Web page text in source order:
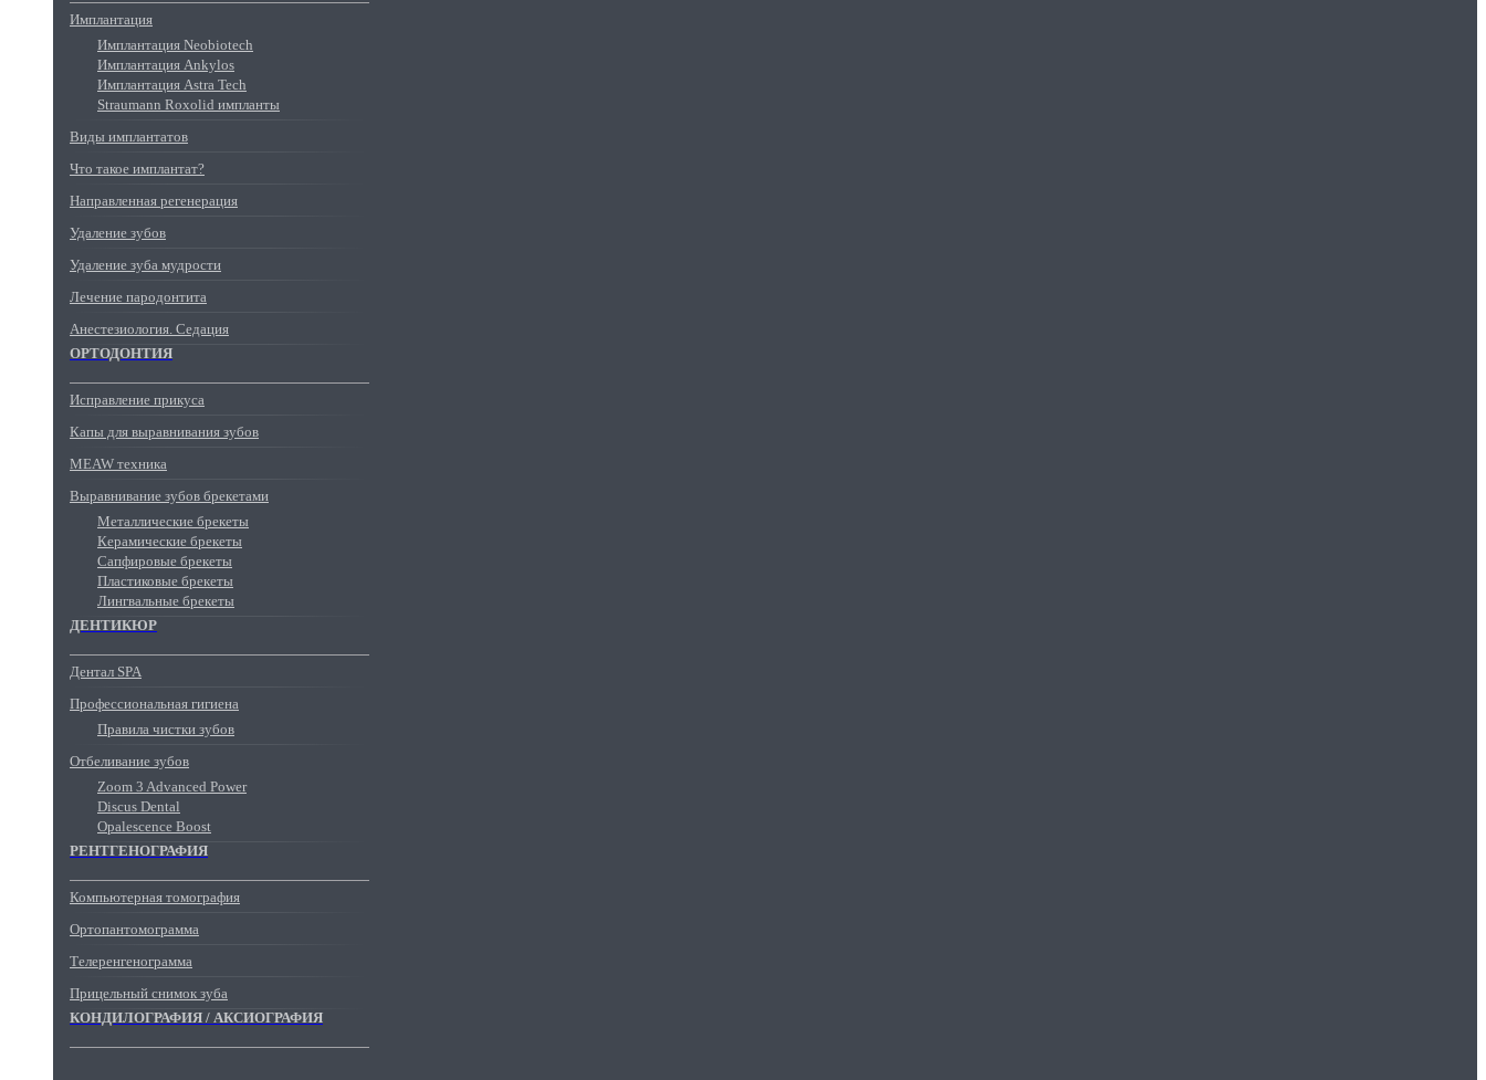
Имплантация
Имплантация Neobiotech
Имплантация Ankylos
Имплантация Astra Tech
Straumann Roxolid импланты
Виды имплантатов
Что такое имплантат?
Направленная регенерация
Удаление зубов
Удаление зуба мудрости
Лечение пародонтита
Анестезиология. Седация
ОРТОДОНТИЯ
Исправление прикуса
Капы для выравнивания зубов
MEAW техника
Выравнивание зубов брекетами
Металлические брекеты
Керамические брекеты
Сапфировые брекеты
Пластиковые брекеты
Лингвальные брекеты
ДЕНТИКЮР
Дентал SPA
Профессиональная гигиена
Правила чистки зубов
Отбеливание зубов
Zoom 3 Advanced Power
Discus Dental
Opalescence Boost
РЕНТГЕНОГРАФИЯ
Компьютерная томография
Ортопантомограмма
Телеренгенограмма
Прицельный снимок зуба
КОНДИЛОГРАФИЯ / АКСИОГРАФИЯ